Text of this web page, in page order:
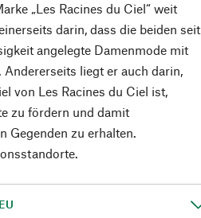
„Les Racines du Ciel“ weit
darin, dass die beiden seit
angelegte Damenmode mit
liegt er auch darin,
von Les Racines du Ciel ist,
zu fördern und damit
Gegenden zu erhalten.